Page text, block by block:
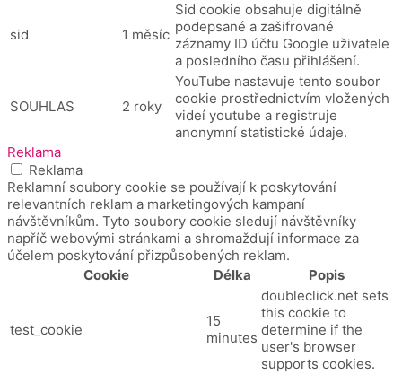
sid 1 měsíc
Sid cookie obsahuje digitálně
podepsané a zašifrované
záznamy ID účtu Google uživatele
a posledního času přihlášení.
SOUHLAS 2 roky
YouTube nastavuje tento soubor
cookie prostřednictvím vložených
videí youtube a registruje
anonymní statistické údaje.
Reklama
Reklama
Reklamní soubory cookie se používají k poskytování
relevantních reklam a marketingových kampaní
návštěvníkům. Tyto soubory cookie sledují návštěvníky
napříč webovými stránkami a shromažďují informace za
účelem poskytování přizpůsobených reklam.
Cookie
Délka Popis
test_cookie
15
minutes
doubleclick.net sets
this cookie to
determine if the
user's browser
supports cookies.